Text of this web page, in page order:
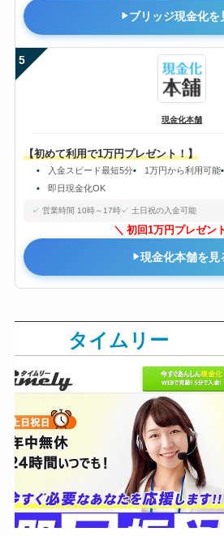
ブリッジ現金化を
5
現金化本舗
【初めて利用で1万円プレゼント！】
入金スピード最短5分 1万円から利用可能
即日現金化OK
営業時間 10時～17時 土日祝の入金可能
初回1万円プレゼン
現金化本舗を見
タイムリー